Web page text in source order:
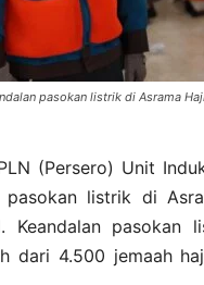
pasokan listrik di Asrama
(Persero) Unit
pasokan listrik di
pasokan
dari 4.500 jemaah